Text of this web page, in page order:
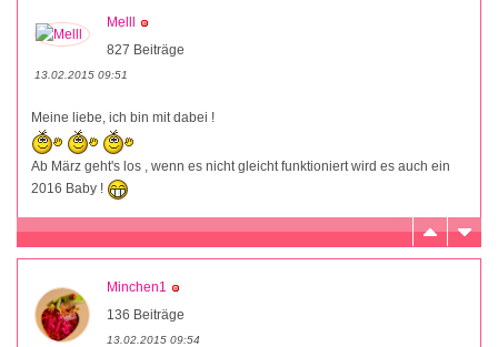
Melll
827 Beiträge
13.02.2015 09:51
Meine liebe, ich bin mit dabei !
Ab März geht's los , wenn es nicht gleicht funktioniert wird es auch ein
2016 Baby !
Minchen1
136 Beiträge
13.02.2015 09:54